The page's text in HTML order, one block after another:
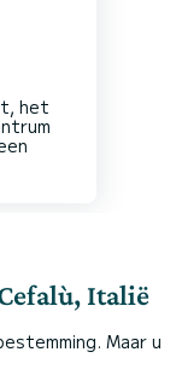
het
Italië
Maar u